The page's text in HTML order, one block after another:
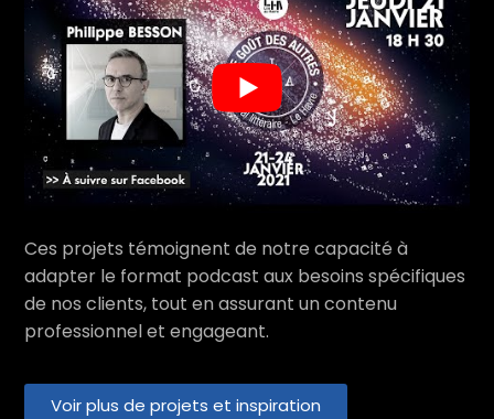
Ces projets témoignent de notre capacité à
adapter le format podcast aux besoins spécifiques
de nos clients, tout en assurant un contenu
professionnel et engageant.
Voir plus de projets et inspiration